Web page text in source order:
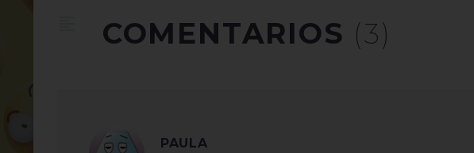
COMENTARIOS (3)
PAULA